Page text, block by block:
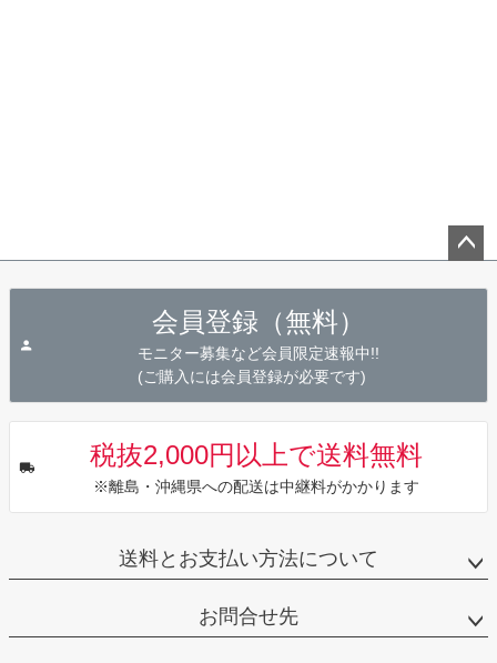
会員登録（無料）
モニター募集など会員限定速報中!!
(ご購入には会員登録が必要です)
税抜2,000円以上で送料無料
※離島・沖縄県への配送は中継料がかかります
送料とお支払い方法について
お問合せ先